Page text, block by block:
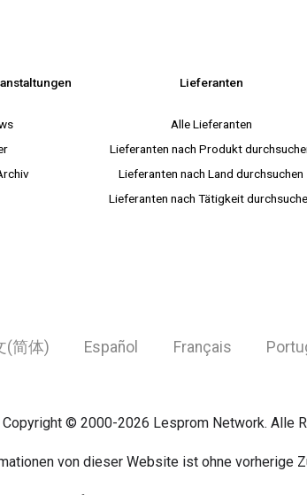
Lieferanten
Alle Lieferanten
Lieferanten nach Produkt
Lieferanten nach Land durchsuchen
Lieferanten nach Tätigkeit
(简体) Español Français
Copyright © 2000-2026 Lesprom Network. Alle
von dieser Website ist ohne vorherige